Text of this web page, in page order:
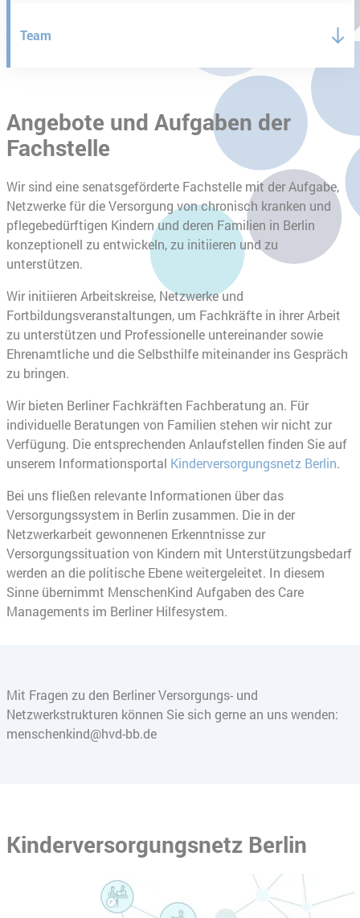
Team
Angebote und Aufgaben der
Fachstelle
Wir sind eine senatsgeförderte Fachstelle mit der Aufgabe,
Netzwerke für die Versorgung von chronisch kranken und
pflegebedürftigen Kindern und deren Familien in Berlin
konzeptionell zu entwickeln, zu initiieren und zu
unterstützen.
Wir initiieren Arbeitskreise, Netzwerke und
Fortbildungsveranstaltungen, um Fachkräfte in ihrer Arbeit
zu unterstützen und Professionelle untereinander sowie
Ehrenamtliche und die Selbsthilfe miteinander ins Gespräch
zu bringen.
Wir bieten Berliner Fachkräften Fachberatung an. Für
individuelle Beratungen von Familien stehen wir nicht zur
Verfügung. Die entsprechenden Anlaufstellen finden Sie auf
unserem Informationsportal Kinderversorgungsnetz Berlin.
Bei uns fließen relevante Informationen über das
Versorgungssystem in Berlin zusammen. Die in der
Netzwerkarbeit gewonnenen Erkenntnisse zur
Versorgungssituation von Kindern mit Unterstützungsbedarf
werden an die politische Ebene weitergeleitet. In diesem
Sinne übernimmt MenschenKind Aufgaben des Care
Managements im Berliner Hilfesystem.
Mit Fragen zu den Berliner Versorgungs- und
Netzwerkstrukturen können Sie sich gerne an uns wenden:
menschenkind@hvd-bb.de
Kinderversorgungsnetz Berlin